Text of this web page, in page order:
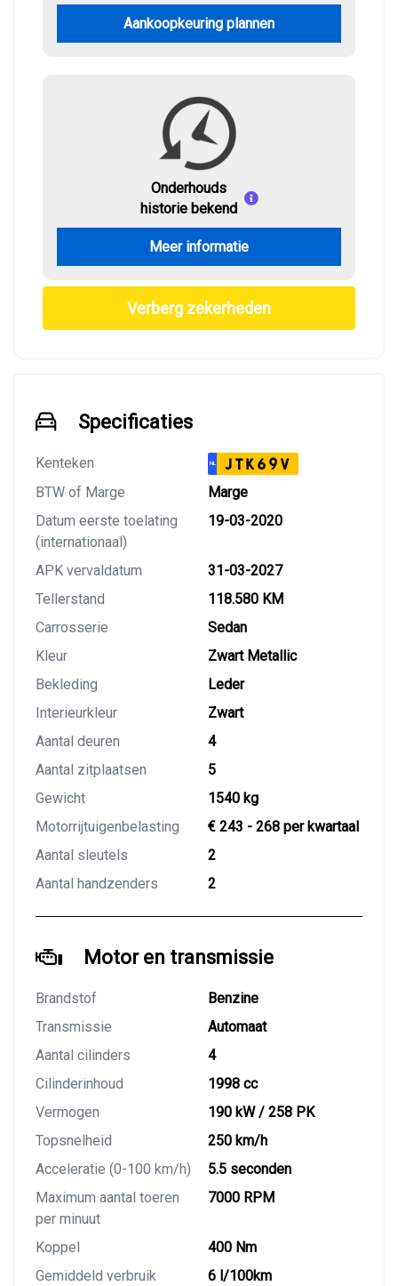
Aankoopkeuring plannen
Onderhouds
historie bekend
Meer informatie
Verberg zekerheden
Specificaties
Kenteken NL JTK69V
BTW of Marge
Marge
Datum eerste toelating
(internationaal)
19-03-2020
APK vervaldatum
31-03-2027
Tellerstand
118.580 KM
Carrosserie
Sedan
Kleur
Zwart Metallic
Bekleding
Leder
Interieurkleur
Zwart
Aantal deuren
4
Aantal zitplaatsen
5
Gewicht
1540 kg
Motorrijtuigenbelasting
€ 243 - 268 per kwartaal
Aantal sleutels
2
Aantal handzenders
2
Motor en transmissie
Brandstof
Benzine
Transmissie
Automaat
Aantal cilinders
4
Cilinderinhoud
1998 cc
Vermogen
190 kW / 258 PK
Topsnelheid
250 km/h
Acceleratie (0-100 km/h)
5.5 seconden
Maximum aantal toeren
per minuut
7000 RPM
Koppel
400 Nm
Gemiddeld verbruik
6 l/100km